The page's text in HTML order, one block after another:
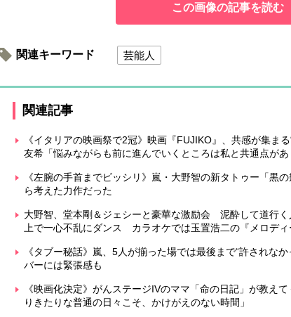
この画像の記事を読む
関連キーワード 芸能人
関連記事
《イタリアの映画祭で2冠》映画『FUJIKO』、共感が集ま
友希「悩みながらも前に進んでいくところは私と共通点があ
《左腕の手首までビッシリ》嵐・大野智の新タトゥー「黒
ら考えた力作だった
大野智、堂本剛＆ジェシーと豪華な激励会 泥酔して道行
上で一心不乱にダンス カラオケでは玉置浩二の『メロデ
《タブー秘話》嵐、5人が揃った場では最後まで“許されな
バーには緊張感も
《映画化決定》がんステージIVのママ「命の日記」が教え
りきたりな普通の日々こそ、かけがえのない時間」